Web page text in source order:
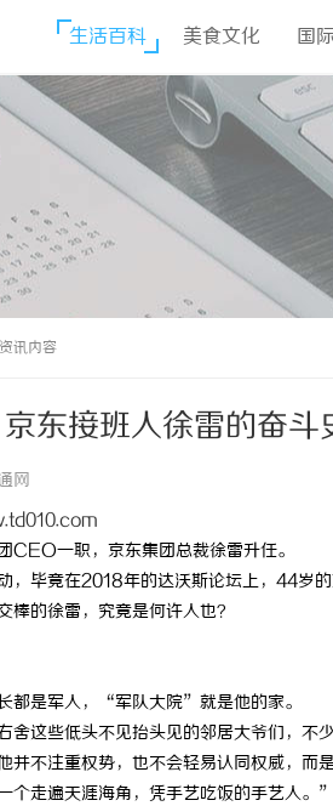
生活百科 美食文化 国
资讯内容
东接班人徐雷的奋斗
网
CEO一职，京东集团总裁徐雷升任。
，毕竟在2018年的达沃斯论坛上，44
棒的徐雷，究竟是何许人也？
都是军人，“军队大院”就是他的家。
舍这些低头不见抬头见的邻居大爷们，
不注重权势，也不会轻易认同权威，而
个走遍天涯海角，凭手艺吃饭的手艺人。